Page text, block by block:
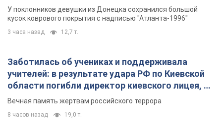
лет назад завоевала "золото" Олимпиады
У поклонников девушки из Донецка сохранился большой
кусок коврового покрытия с надписью "Атланта-1996"
3 часа назад 12,7 т.
Заботилась об учениках и поддерживала
учителей: в результате удара РФ по Киевской
области погибли директор киевского лицея, её
муж и внук
Вечная память жертвам российского террора
8 часов назад 19,0 т.